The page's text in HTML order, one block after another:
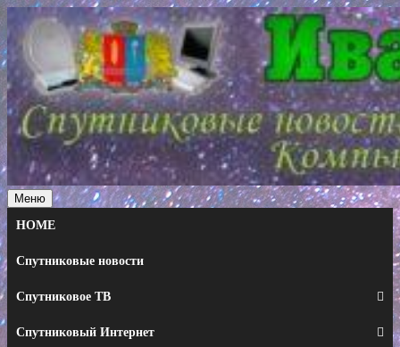
Перейти
к
содержимому
Меню
HOME
Спутниковые новости
Спутниковое ТВ
Спутниковый Интернет